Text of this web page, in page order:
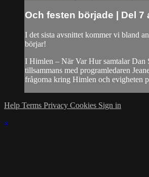
Och festen började | Del 7
I det sista avsnittet kommer vi bland
börjar!
I Himlen – När Var Hur samtalar Dan
tillsammans med programledaren
frågorna kring Himlen och evigheten
Help Terms Privacy Cookies Sign in
×